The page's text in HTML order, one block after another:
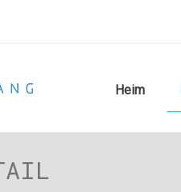
Heim